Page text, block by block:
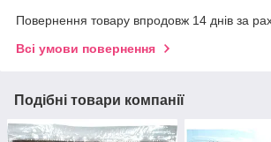
Повернення товару впродовж 14 днів за
Всі умови повернення
Подібні товари компанії